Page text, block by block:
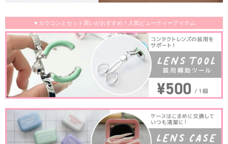
▼カラコンとセット買いがおすすめ！人気ビューティーアイテム